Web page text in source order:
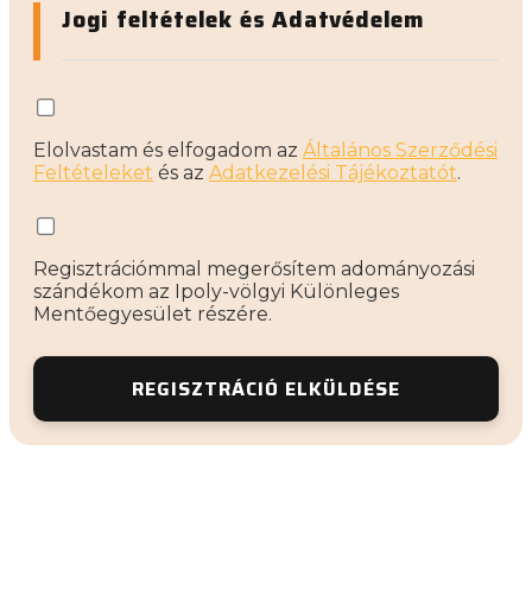
Jogi feltételek és Adatvédelem
Elolvastam és elfogadom az Általános Szerződési
Feltételeket és az Adatkezelési Tájékoztatót.
Regisztrációmmal megerősítem adományozási
szándékom az Ipoly-völgyi Különleges
Mentőegyesület részére.
REGISZTRÁCIÓ ELKÜLDÉSE